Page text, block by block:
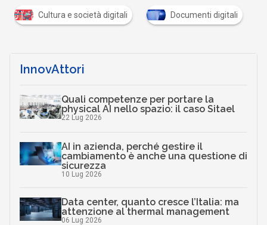
Cultura e società digitali Documenti digitali
InnovAttori
Quali competenze per portare la
physical AI nello spazio: il caso Sitael
22 Lug 2026
AI in azienda, perché gestire il
cambiamento è anche una questione di
sicurezza
10 Lug 2026
Data center, quanto cresce l’Italia: ma
attenzione al thermal management
06 Lug 2026